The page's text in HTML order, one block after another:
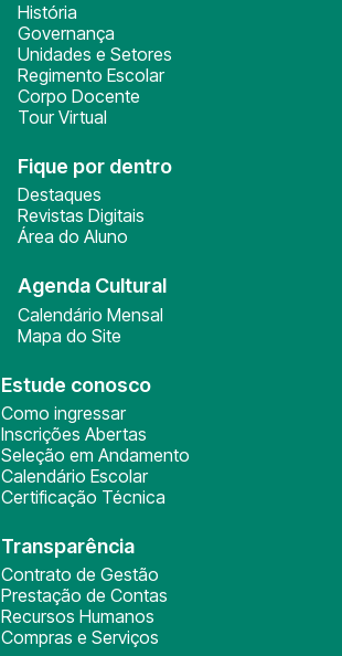
História
Governança
Unidades e Setores
Regimento Escolar
Corpo Docente
Tour Virtual
Fique por dentro
Destaques
Revistas Digitais
Área do Aluno
Agenda Cultural
Calendário Mensal
Mapa do Site
Estude conosco
Como ingressar
Inscrições Abertas
Seleção em Andamento
Calendário Escolar
Certificação Técnica
Transparência
Contrato de Gestão
Prestação de Contas
Recursos Humanos
Compras e Serviços